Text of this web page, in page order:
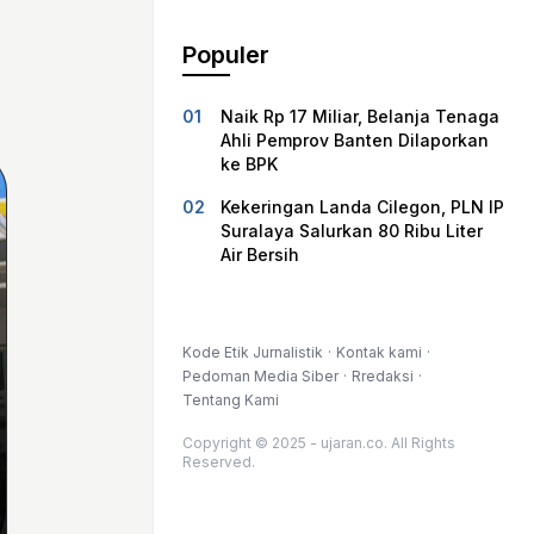
Populer
Naik Rp 17 Miliar, Belanja Tenaga
Ahli Pemprov Banten Dilaporkan
ke BPK
Kekeringan Landa Cilegon, PLN IP
Suralaya Salurkan 80 Ribu Liter
Air Bersih
Kode Etik Jurnalistik
Kontak kami
Pedoman Media Siber
Rredaksi
Tentang Kami
Copyright © 2025 - ujaran.co. All Rights
Reserved.